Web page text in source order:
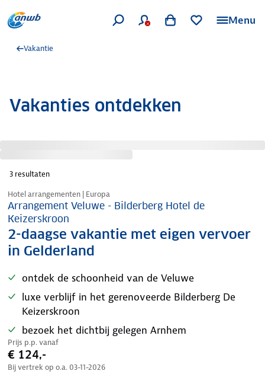
Menu
Vakantie
Vakanties ontdekken
3 resultaten
Hotel arrangementen | Europa
Arrangement Veluwe - Bilderberg Hotel de
Keizerskroon
2-daagse vakantie met eigen vervoer
in Gelderland
ontdek de schoonheid van de Veluwe
luxe verblijf in het gerenoveerde Bilderberg De
Keizerskroon
bezoek het dichtbij gelegen Arnhem
Prijs p.p. vanaf
€ 124,-
Bij vertrek op o.a. 03-11-2026